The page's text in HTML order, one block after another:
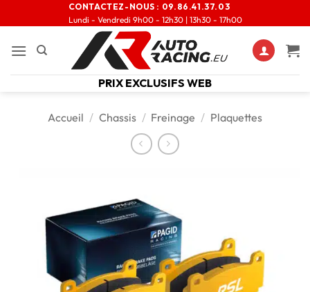
CONTACTEZ-NOUS : 09.86.41.37.03
Lundi - Vendredi 9h00 - 12h30 | 13h30 - 17h00
PRIX EXCLUSIFS WEB
Accueil / Chassis / Freinage / Plaquettes